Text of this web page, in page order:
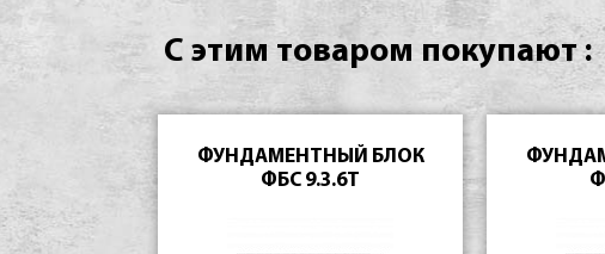
С этим товаром покупают :
ФУНДАМЕНТНЫЙ БЛОК
ФБС 9.3.6Т